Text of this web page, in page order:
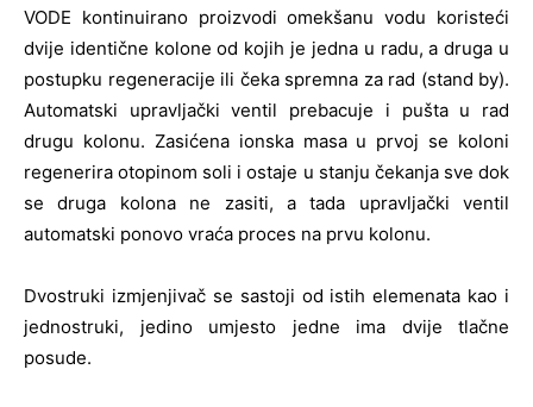
VODE kontinuirano proizvodi omekšanu vodu koristeći
dvije identične kolone od kojih je jedna u radu, a druga u
postupku regeneracije ili čeka spremna za rad (stand by).
Automatski upravljački ventil prebacuje i pušta u rad
drugu kolonu. Zasićena ionska masa u prvoj se koloni
regenerira otopinom soli i ostaje u stanju čekanja sve dok
se druga kolona ne zasiti, a tada upravljački ventil
automatski ponovo vraća proces na prvu kolonu.
Dvostruki izmjenjivač se sastoji od istih elemenata kao i
jednostruki, jedino umjesto jedne ima dvije tlačne
posude.